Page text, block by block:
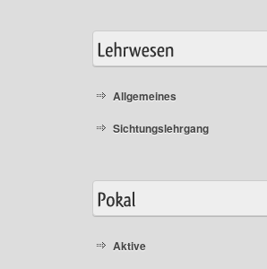
Allgemeines
Sichtungslehrgang
Aktive